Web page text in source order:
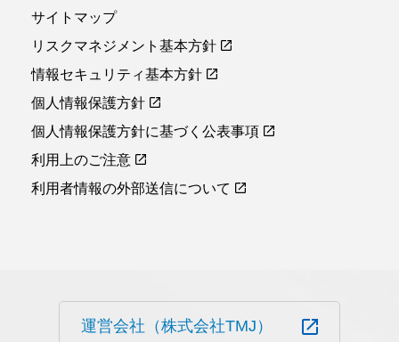
サイトマップ
リスクマネジメント基本方針
情報セキュリティ基本方針
個人情報保護方針
個人情報保護方針に基づく公表事項
利用上のご注意
利用者情報の外部送信について
運営会社（株式会社TMJ）